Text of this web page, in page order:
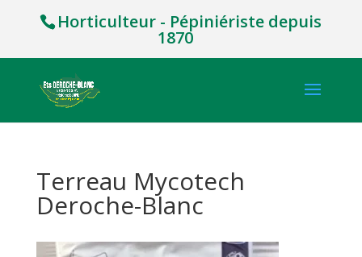
Horticulteur - Pépiniériste depuis
1870
Terreau Mycotech
Deroche-Blanc